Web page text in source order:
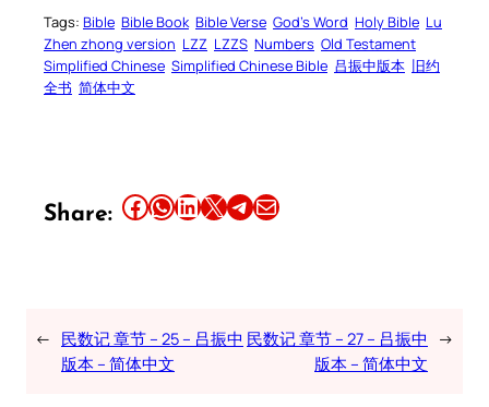
Tags: Bible Bible Book Bible Verse God’s Word Holy Bible Lu
Zhen zhong version LZZ LZZS Numbers Old Testament
Simplified Chinese Simplified Chinese Bible 吕振中版本 旧约
全书 简体中文
Share: Share this article on Facebook Share this article on WhatsApp Share this article on LinkedIn Share this article on X Share this article on TelegramEmail this Article
← 民数记 章节 – 25 – 吕振中
版本 – 简体中文
民数记 章节 – 27 – 吕振中
版本 – 简体中文
→